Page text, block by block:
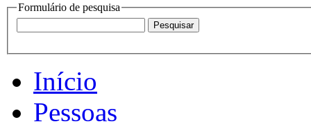
Formulário de pesquisa
Início
Pessoas